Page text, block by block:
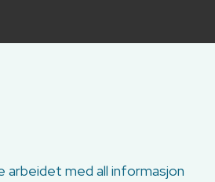
arbeidet med all informasjon